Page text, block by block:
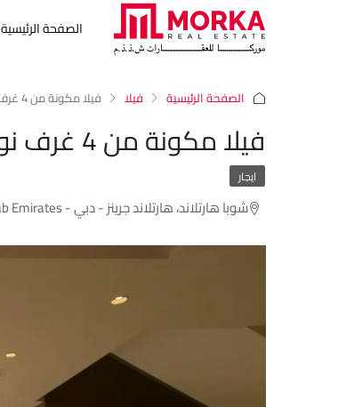
الصفحة الرئيسية
الصفحة الرئيسية فيلا فيلا مكونة من 4 غرف نوم + خادمة
فيلا مكونة من 4 غرف نوم + خادمة
ايجار
شوبا هارتلاند، هارتلاند جرينز - دبي - Dubai - United Arab Emirates